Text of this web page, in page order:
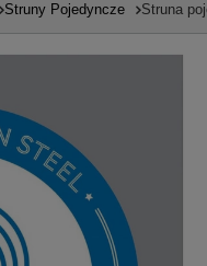
Struny Pojedyncze Struna